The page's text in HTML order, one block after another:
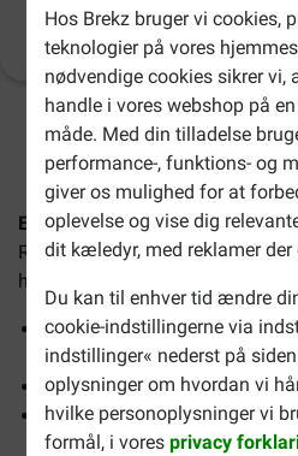
Hos Brekz bruger vi cookies,
teknologier på vores
nødvendige cookies sikrer vi,
handle i vores webshop på
måde. Med din tilladelse
performance-, funktions- og
giver os mulighed for at
oplevelse og vise dig
dit kæledyr, med reklamer der
Du kan til enhver tid ændre
cookie-indstillingerne via
indstillinger« nederst på
oplysninger om hvordan vi
hvilke personoplysninger vi
formål, i voresprivacy
30
2-4
Eukanuba Rottweilerer en
Rottweilers. Det er specielt
hunderace.
Glucosamin og
sunde led
Fremmer stærke muskler
Indeholder L-carnitin og lavt